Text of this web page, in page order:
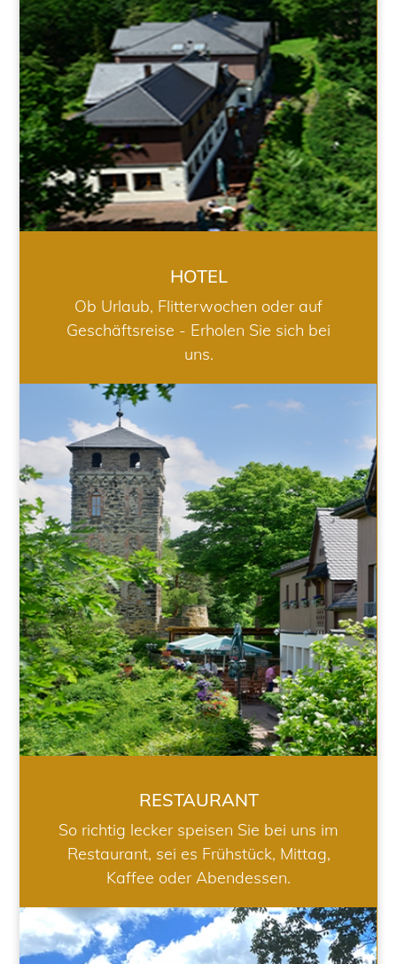
HOTEL
HOTEL
Ob Urlaub, Flitterwochen oder auf
Geschäftsreise - Erholen Sie sich bei
uns.
RESTAURANT
RESTAURANT
So richtig lecker speisen Sie bei uns im
Restaurant, sei es Frühstück, Mittag,
Kaffee oder Abendessen.